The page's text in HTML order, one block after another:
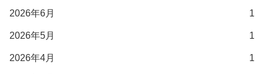
2026年6月 1
2026年5月 1
2026年4月 1